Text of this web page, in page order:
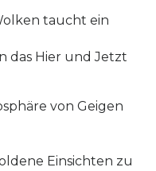
taucht ein
das Hier und Jetzt
von Geigen
Einsichten zu